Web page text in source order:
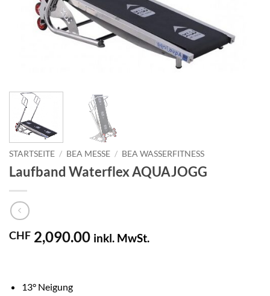
STARTSEITE / BEA MESSE / BEA WASSERFITNESS
Laufband Waterflex AQUAJOGG
CHF 2,090.00 inkl. MwSt.
13° Neigung